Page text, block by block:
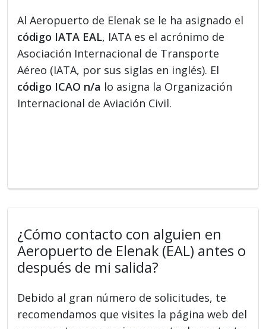
Al Aeropuerto de Elenak se le ha asignado el
código IATA EAL, IATA es el acrónimo de
Asociación Internacional de Transporte
Aéreo (IATA, por sus siglas en inglés). El
código ICAO n/a lo asigna la Organización
Internacional de Aviación Civil.
¿Cómo contacto con alguien en
Aeropuerto de Elenak (EAL) antes o
después de mi salida?
Debido al gran número de solicitudes, te
recomendamos que visites la página web del